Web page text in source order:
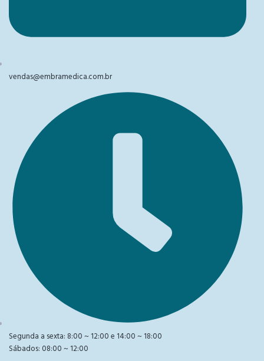
vendas@embramedica.com.br
Segunda a sexta: 8:00 ~ 12:00 e 14:00 ~ 18:00
Sábados: 08:00 ~ 12:00